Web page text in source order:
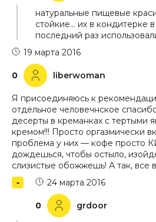
натуральные пищевые
стойкие… их в кондитерке
последний раз
0 liberwoman
19 марта 2016
Я присоединяюсь к
отдельное человечнское
десерты в креманках с тертыми
кремом!!! Просто оргазмически
проблема у них — кофе просто
дождешься, чтобы остыло,
слизистые обожжешь! А так, все в
0 grdoor
24 марта 2016